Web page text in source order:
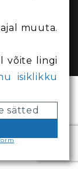
muuta.
võite lingi
isiklikku
sätted